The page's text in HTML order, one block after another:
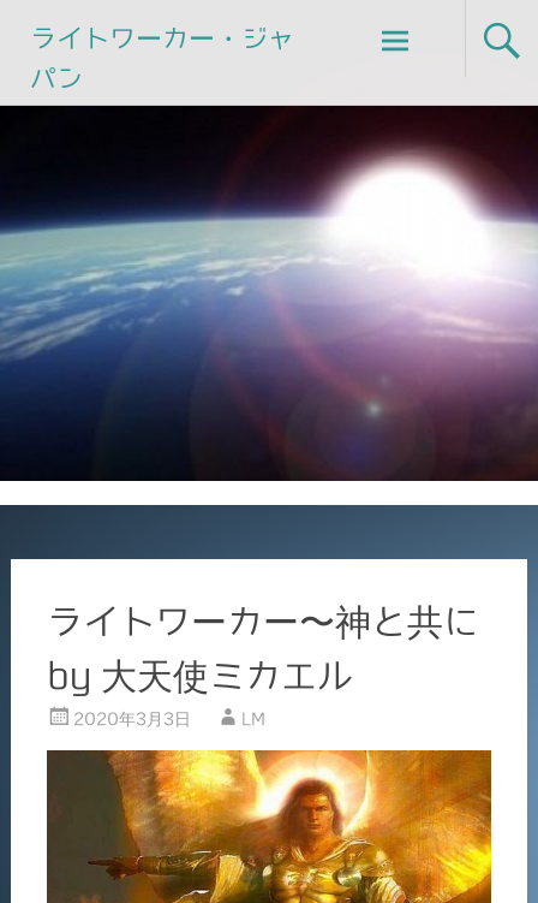
ライトワーカー・ジャ
パン
Skip
to
ライトワーカー〜神と共に
by 大天使ミカエル
2020年3月3日 LM